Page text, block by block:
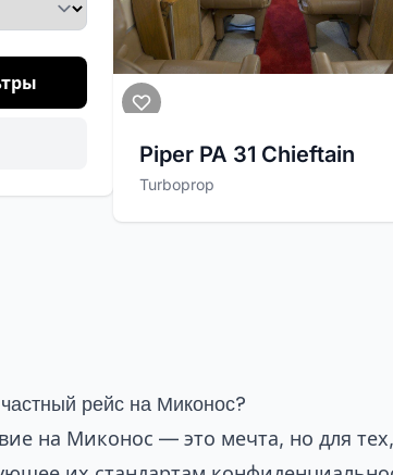
Piper PA 31 Chieftain
Turboprop
рейс на Миконос?
на Миконос — это мечта, но для